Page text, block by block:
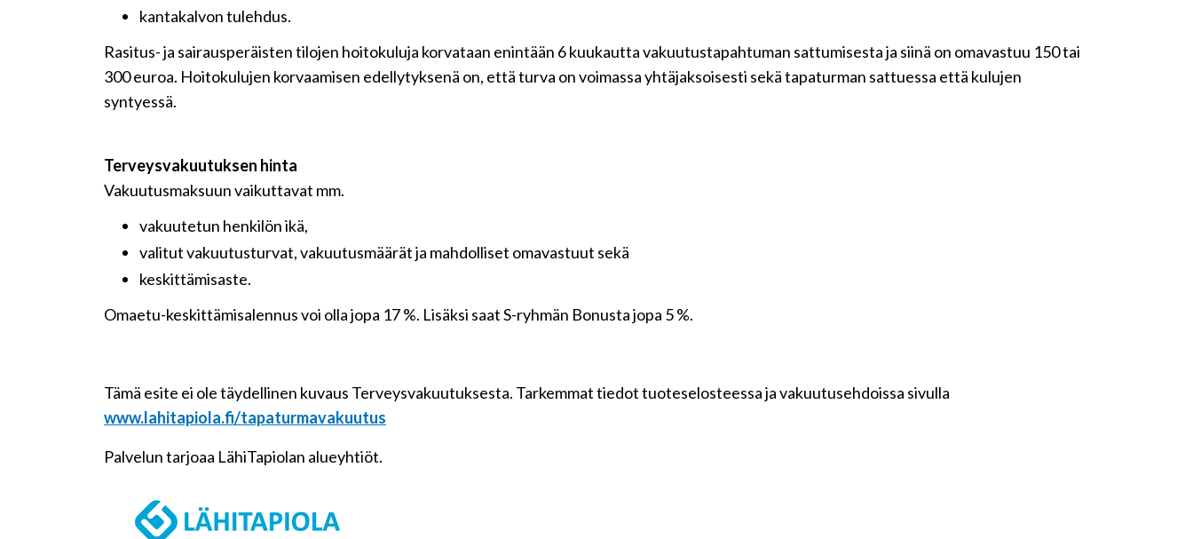
kantakalvon tulehdus.
Rasitus- ja sairausperäisten tilojen hoitokuluja korvataan enintään 6 kuukautta vakuutustapahtuman sattumisesta ja siinä on omavastuu 150 tai
300 euroa. Hoitokulujen korvaamisen edellytyksenä on, että turva on voimassa yhtäjaksoisesti sekä tapaturman sattuessa että kulujen
syntyessä.
Terveysvakuutuksen hinta
Vakuutusmaksuun vaikuttavat mm.
vakuutetun henkilön ikä,
valitut vakuutusturvat, vakuutusmäärät ja mahdolliset omavastuut sekä
keskittämisaste.
Omaetu-keskittämisalennus voi olla jopa 17 %. Lisäksi saat S-ryhmän Bonusta jopa 5 %.
Tämä esite ei ole täydellinen kuvaus Terveysvakuutuksesta. Tarkemmat tiedot tuoteselosteessa ja vakuutusehdoissa sivulla
www.lahitapiola.fi/tapaturmavakuutus
Palvelun tarjoaa LähiTapiolan alueyhtiöt.